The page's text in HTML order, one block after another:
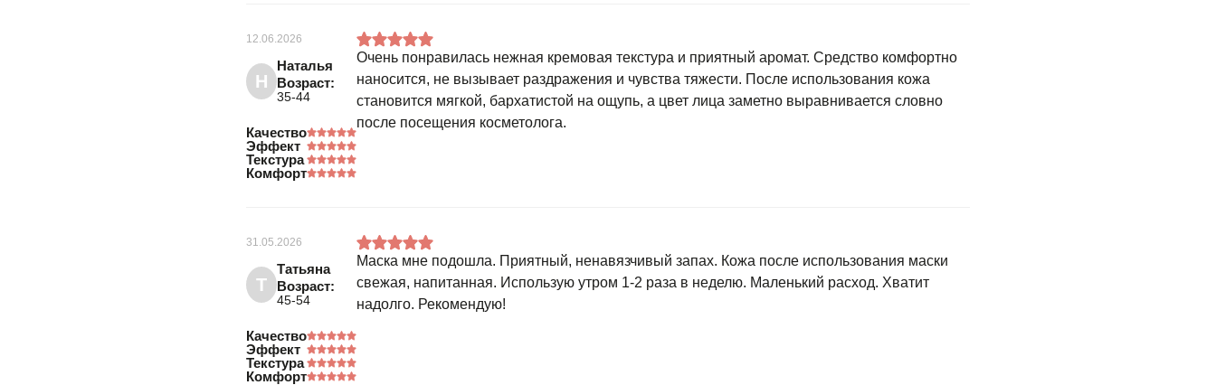
12.06.2026
Н
Наталья
Возраст:
35-44
Качество
Эффект
Текстура
Комфорт
Очень понравилась нежная кремовая текстура и приятный аромат. Средство комфортно
наносится, не вызывает раздражения и чувства тяжести. После использования кожа
становится мягкой, бархатистой на ощупь, а цвет лица заметно выравнивается словно
после посещения косметолога.
31.05.2026
Т
Татьяна
Возраст:
45-54
Качество
Эффект
Текстура
Комфорт
Маска мне подошла. Приятный, ненавязчивый запах. Кожа после использования маски
свежая, напитанная. Использую утром 1-2 раза в неделю. Маленький расход. Хватит
надолго. Рекомендую!